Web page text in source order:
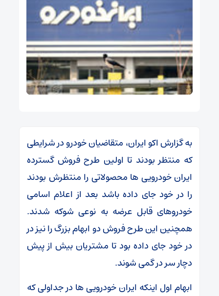
به گزارش اکو ایران، متقاضیان خودرو در شرایطی
که منتظر بودند تا اولین طرح فروش گسترده
ایران خودرویی ها محصولاتی را منتظرش بودند
را در خود جای داده باشد بعد از اعلام اسامی
خودروهای قابل عرضه به نوعی شوکه شدند.
همچنین این طرح فروش دو ابهام بزرگ را نیز در
در خود جای داده بود تا مشتریان بیش از پیش
دچار سر در گمی شوند.
ابهام اول اینکه ایران خودرویی ها در جداولی که